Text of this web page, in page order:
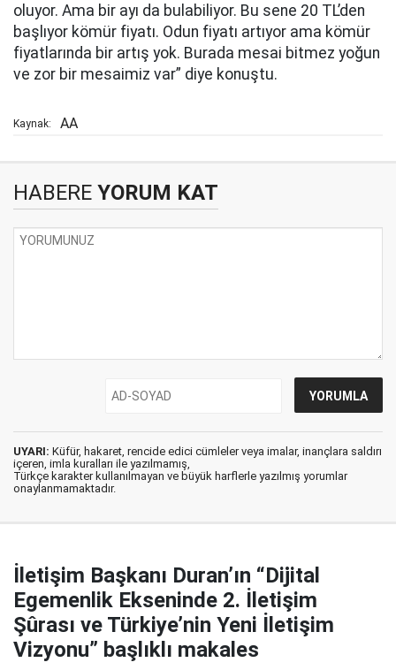
oluyor. Ama bir ayı da bulabiliyor. Bu sene 20 TL’den
başlıyor kömür fiyatı. Odun fiyatı artıyor ama kömür
fiyatlarında bir artış yok. Burada mesai bitmez yoğun
ve zor bir mesaimiz var” diye konuştu.
Kaynak: AA
HABERE YORUM KAT
UYARI: Küfür, hakaret, rencide edici cümleler veya imalar, inançlara saldırı
içeren, imla kuralları ile yazılmamış,
Türkçe karakter kullanılmayan ve büyük harflerle yazılmış yorumlar
onaylanmamaktadır.
İletişim Başkanı Duran’ın “Dijital
Egemenlik Ekseninde 2. İletişim
Şûrası ve Türkiye’nin Yeni İletişim
Vizyonu” başlıklı makales